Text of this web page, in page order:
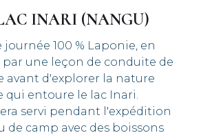
INARI (NANGU)
journée 100 % Laponie, en
une leçon de conduite de
avant d'explorer la nature
qui entoure le lac Inari.
servi pendant l'expédition
de camp avec des boissons